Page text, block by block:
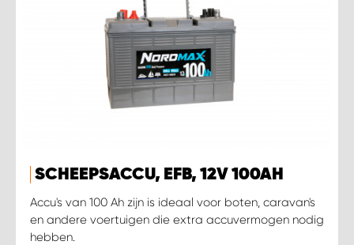
SCHEEPSACCU, EFB, 12V 100AH
Accu's van 100 Ah zijn is ideaal voor boten, caravan's
en andere voertuigen die extra accuvermogen nodig
hebben.
WORK SYSTEM HARMELEN
WORK SYSTEM HARTWERD
WORK SYSTEM KOOTWIJKERBROEK
WORK SYSTEM LOPIK AUTOSERVICE BENSCHOP